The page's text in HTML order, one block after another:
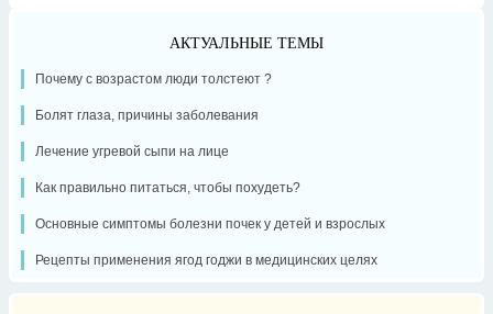
АКТУАЛЬНЫЕ ТЕМЫ
Почему с возрастом люди толстеют ?
Болят глаза, причины заболевания
Лечение угревой сыпи на лице
Как правильно питаться, чтобы похудеть?
Основные симптомы болезни почек у детей и взрослых
Рецепты применения ягод годжи в медицинских целях